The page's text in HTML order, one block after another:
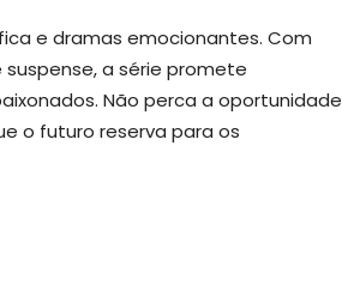
e dramas emocionantes. Com
a série promete
Não perca a oportunidade
o futuro reserva para os